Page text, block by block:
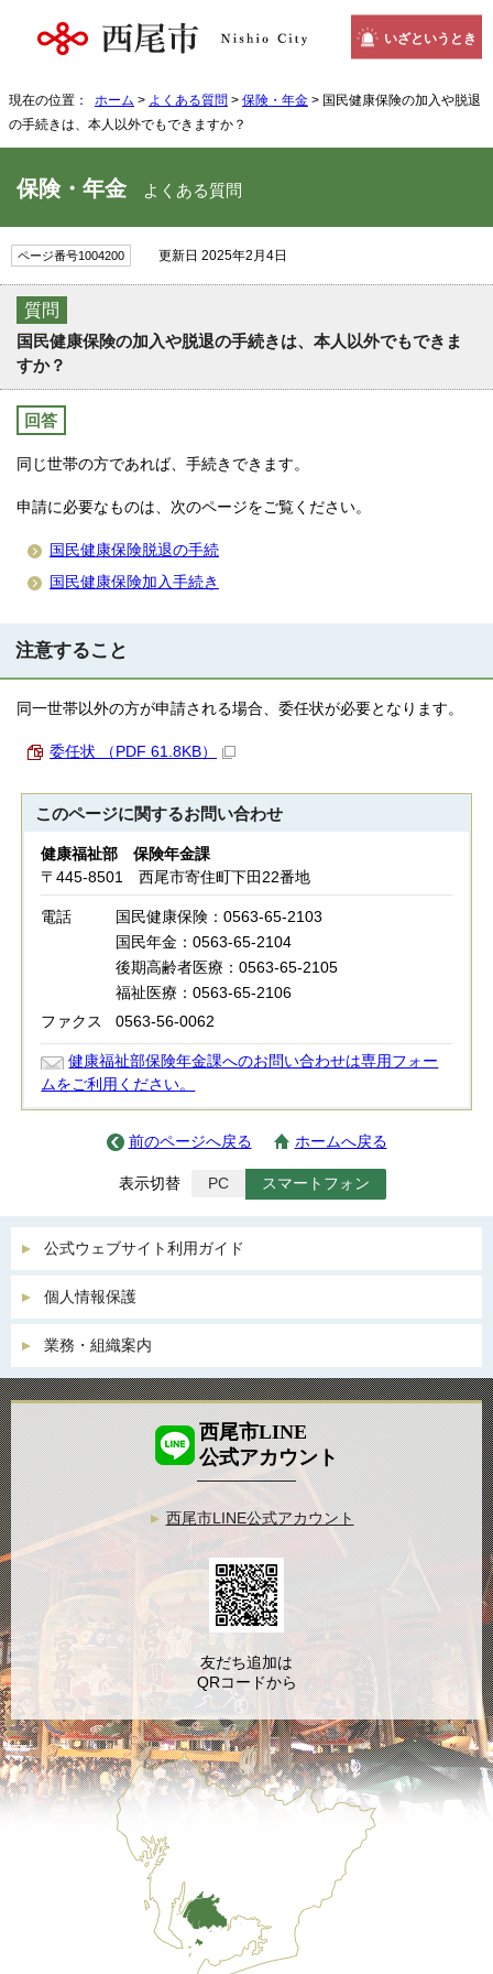
いざというとき
現在の位置： ホーム > よくある質問 > 保険・年金 > 国民健康保険の加入や脱退
の手続きは、本人以外でもできますか？
保険・年金 よくある質問
ページ番号1004200 更新日 2025年2月4日
質問
国民健康保険の加入や脱退の手続きは、本人以外でもできま
すか？
回答
同じ世帯の方であれば、手続きできます。
申請に必要なものは、次のページをご覧ください。
国民健康保険脱退の手続
国民健康保険加入手続き
注意すること
同一世帯以外の方が申請される場合、委任状が必要となります。
委任状 （PDF 61.8KB）
このページに関するお問い合わせ
健康福祉部 保険年金課
〒445-8501 西尾市寄住町下田22番地
電話
国民健康保険：0563-65-2103
国民年金：0563-65-2104
後期高齢者医療：0563-65-2105
福祉医療：0563-65-2106
ファクス
0563-56-0062
健康福祉部保険年金課へのお問い合わせは専用フォー
ムをご利用ください。
前のページへ戻る ホームへ戻る
表示切替 PC スマートフォン
公式ウェブサイト利用ガイド
個人情報保護
業務・組織案内
西尾市LINE
公式アカウント
西尾市LINE公式アカウント
友だち追加は
QRコードから